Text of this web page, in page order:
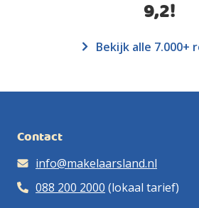
9,2!
Bekijk alle 7.000+
Contact
info@makelaarsland.nl
088 200 2000 (lokaal tarief)